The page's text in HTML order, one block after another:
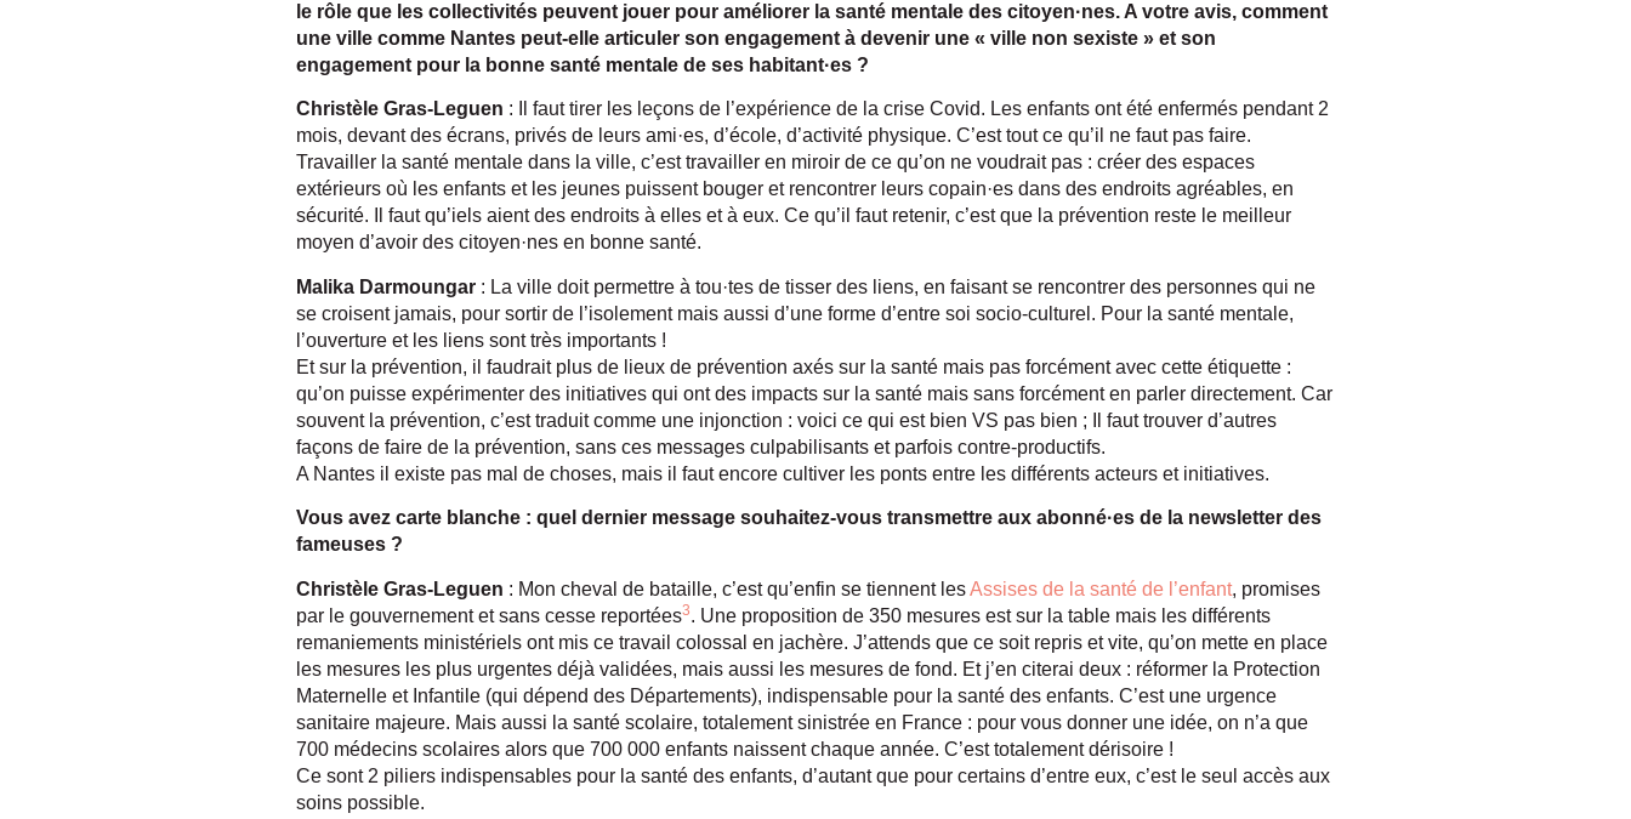
le rôle que les collectivités peuvent jouer pour améliorer la santé mentale des citoyen·nes. A votre avis, comment
une ville comme Nantes peut-elle articuler son engagement à devenir une « ville non sexiste » et son
engagement pour la bonne santé mentale de ses habitant·es ?
Christèle Gras-Leguen : Il faut tirer les leçons de l’expérience de la crise Covid. Les enfants ont été enfermés pendant 2
mois, devant des écrans, privés de leurs ami·es, d’école, d’activité physique. C’est tout ce qu’il ne faut pas faire.
Travailler la santé mentale dans la ville, c’est travailler en miroir de ce qu’on ne voudrait pas : créer des espaces
extérieurs où les enfants et les jeunes puissent bouger et rencontrer leurs copain·es dans des endroits agréables, en
sécurité. Il faut qu’iels aient des endroits à elles et à eux. Ce qu’il faut retenir, c’est que la prévention reste le meilleur
moyen d’avoir des citoyen·nes en bonne santé.
Malika Darmoungar : La ville doit permettre à tou·tes de tisser des liens, en faisant se rencontrer des personnes qui ne
se croisent jamais, pour sortir de l’isolement mais aussi d’une forme d’entre soi socio-culturel. Pour la santé mentale,
l’ouverture et les liens sont très importants !
Et sur la prévention, il faudrait plus de lieux de prévention axés sur la santé mais pas forcément avec cette étiquette :
qu’on puisse expérimenter des initiatives qui ont des impacts sur la santé mais sans forcément en parler directement. Car
souvent la prévention, c’est traduit comme une injonction : voici ce qui est bien VS pas bien ; Il faut trouver d’autres
façons de faire de la prévention, sans ces messages culpabilisants et parfois contre-productifs.
A Nantes il existe pas mal de choses, mais il faut encore cultiver les ponts entre les différents acteurs et initiatives.
Vous avez carte blanche : quel dernier message souhaitez-vous transmettre aux abonné·es de la newsletter des
fameuses ?
Christèle Gras-Leguen : Mon cheval de bataille, c’est qu’enfin se tiennent lesAssises de la santé de l’enfant, promises
par le gouvernement et sans cesse reportées3. Une proposition de 350 mesures est sur la table mais les différents
remaniements ministériels ont mis ce travail colossal en jachère. J’attends que ce soit repris et vite, qu’on mette en place
les mesures les plus urgentes déjà validées, mais aussi les mesures de fond. Et j’en citerai deux : réformer la Protection
Maternelle et Infantile (qui dépend des Départements), indispensable pour la santé des enfants. C’est une urgence
sanitaire majeure. Mais aussi la santé scolaire, totalement sinistrée en France : pour vous donner une idée, on n’a que
700 médecins scolaires alors que 700 000 enfants naissent chaque année. C’est totalement dérisoire !
Ce sont 2 piliers indispensables pour la santé des enfants, d’autant que pour certains d’entre eux, c’est le seul accès aux
soins possible.